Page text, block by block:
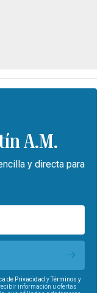
A.M.
y directa para
de Privacidad yTérminos y
información u ofertas